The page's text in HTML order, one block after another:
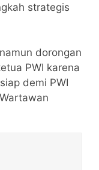
strategis
dorongan
PWI karena
demi PWI